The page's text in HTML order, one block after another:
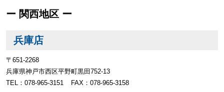
ー 関西地区 ー
兵庫店
〒651-2268
兵庫県神戸市西区平野町黒田752-13
TEL：078-965-3151
FAX：078-965-3158